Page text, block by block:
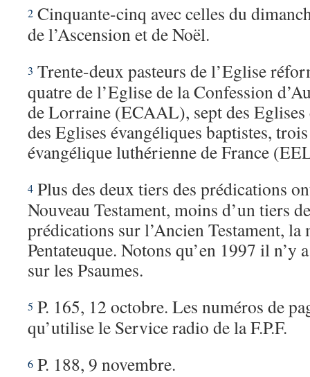
2 Cinquante-cinq avec celles du
de l’Ascension et de Noël.
3 Trente-deux pasteurs de l’Eglise
quatre de l’Eglise de la Confession
de Lorraine (ECAAL), sept des Eglises
des Eglises évangéliques baptistes,
évangélique luthérienne de France
4 Plus des deux tiers des prédications
Nouveau Testament, moins d’un tiers
prédications sur l’Ancien Testament,
Pentateuque. Notons qu’en 1997 il n’y
sur les Psaumes.
5 P. 165, 12 octobre. Les numéros de
qu’utilise le Service radio de la F.P.F.
6 P. 188, 9 novembre.